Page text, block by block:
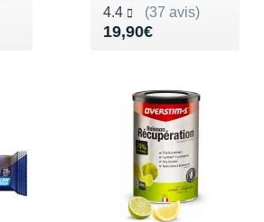
4.4
(37 avis)
Noté 4.4 sur 5
19,90€
Vendu 19,90€